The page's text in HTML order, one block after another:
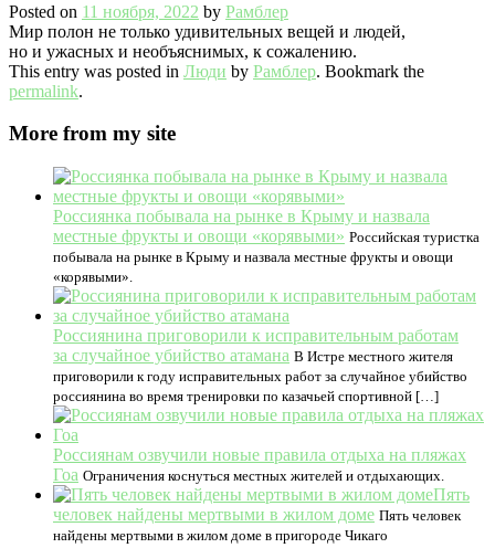
Posted on 11 ноября, 2022 by Рамблер
Мир полон не только удивительных вещей и людей,
но и ужасных и необъяснимых, к сожалению.
This entry was posted in Люди by Рамблер. Bookmark the
permalink.
More from my site
Россиянка побывала на рынке в Крыму и назвала
местные фрукты и овощи «корявыми» Российская туристка
побывала на рынке в Крыму и назвала местные фрукты и овощи
«корявыми».
Россиянина приговорили к исправительным работам
за случайное убийство атамана В Истре местного жителя
приговорили к году исправительных работ за случайное убийство
россиянина во время тренировки по казачьей спортивной […]
Россиянам озвучили новые правила отдыха на пляжах
Гоа Ограничения коснуться местных жителей и отдыхающих.
Пять
человек найдены мертвыми в жилом доме Пять человек
найдены мертвыми в жилом доме в пригороде Чикаго